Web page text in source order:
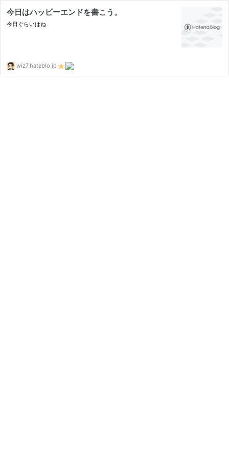
今日はハッピーエンドを書こう。
今日ぐらいはね
wiz7.hateblo.jp